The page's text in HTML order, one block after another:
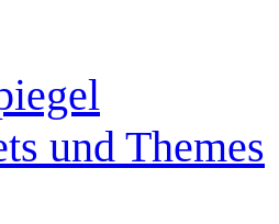
und Themes